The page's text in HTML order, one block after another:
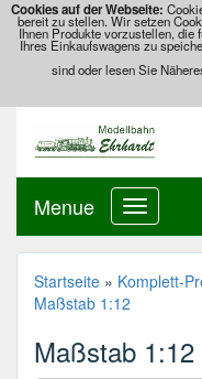
Cookies auf der Webseite:
bereit zu stellen. Wir setzen
Ihnen Produkte vorzustellen, die
Ihres Einkaufswagens zu
sind oder lesen Sie
Menue
Startseite » Komplett-
Maßstab 1:12
Maßstab 1:12